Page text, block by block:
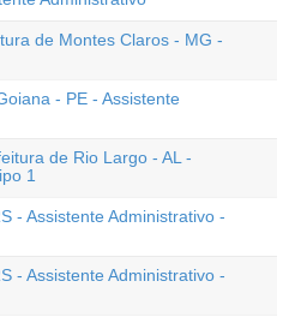
de Montes Claros - MG -
- PE - Assistente
de Rio Largo - AL -
1
- Assistente Administrativo -
- Assistente Administrativo -